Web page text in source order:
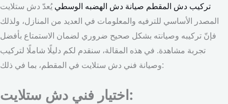
تركيب دش المقطم صيانة دش الهضبه الوسطييُعدّ دش ستلايت
المصدر الأساسي للترفيه والمعلومات في العديد من المنازل، ولذلك
فإنّ تركيبه وصيانته بشكل صحيح ضروري لضمان الاستمتاع بأفضل
تجربة مشاهدة. في هذه المقالة، سنقدم لكم دليلًا شاملًا لتركيب
وصيانة فني دش ستلايت في المقطم، بما في ذلك:
اختيار فني دش ستلايت: